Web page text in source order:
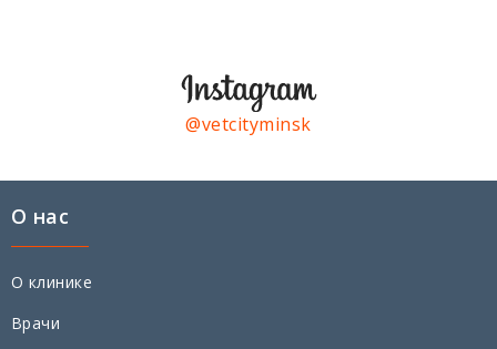
@vetcityminsk
О нас
О клинике
Врачи